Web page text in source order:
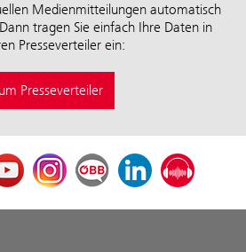
Medienmitteilungen automatisch
tragen Sie einfach Ihre Daten in
Presseverteiler ein:
Presseverteiler
YoutubeInstagramÖBB Corporate Blog
LinkedInPodcast